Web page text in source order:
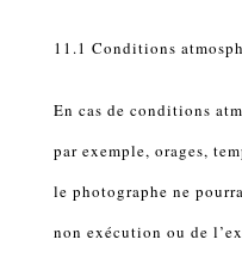
11.1 Conditions
En cas de conditions
par exemple, orages,
le photographe ne
non exécution ou de